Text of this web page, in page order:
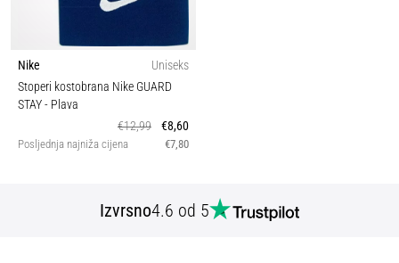
Nike
Uniseks
Stoperi kostobrana Nike GUARD
STAY- Plava
€12,99
€8,60
Posljednja najniža cijena €7,80
Izvrsno4.6 od 5